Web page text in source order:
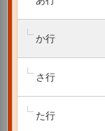
か行
さ行
た行